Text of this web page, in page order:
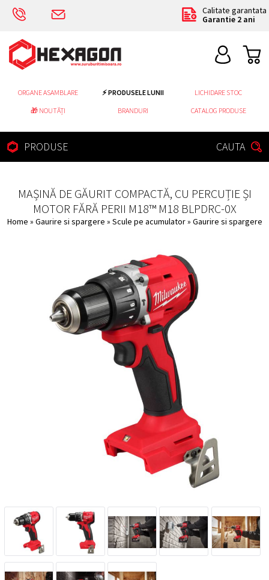
Calitate garantata
Garantie 2 ani
ORGANE ASAMBLARE ⚡ PRODUSELE LUNII
LICHIDARE STOC
🎁 NOUTĂȚI
BRANDURI CATALOG PRODUSE
PRODUSE CAUTA
MAȘINĂ DE GĂURIT COMPACTĂ, CU PERCUȚIE ȘI
MOTOR FĂRĂ PERII M18™ M18 BLPDRC-0X
Home » Gaurire si spargere » Scule pe acumulator» Gaurire si spargere